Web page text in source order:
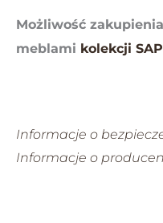
Możliwość
meblami kolekcji
Informacje o
Informacje o